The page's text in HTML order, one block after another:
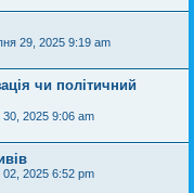
29, 2025 9:19 am
чи політичний
2025 9:06 am
2025 6:52 pm